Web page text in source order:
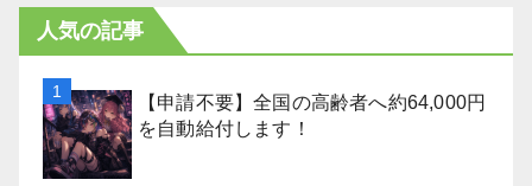
人気の記事
【申請不要】全国の高齢者へ約64,000円
を自動給付します！